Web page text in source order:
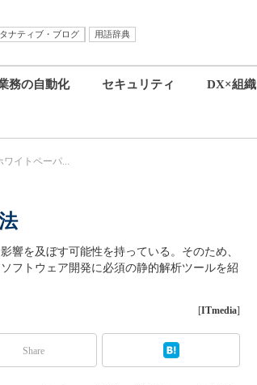
ナティブ・ブログ
用語辞典
務の自動化 セキュリティ DX×組織
ワイトペーパ...
響を及ぼす可能性を持っている。そのため、
フトウェア開発に必須の静的解析ツールを紹
[ITmedia]
Share